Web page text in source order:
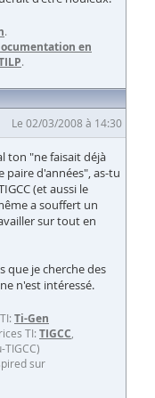
.
en
.
Le 02/03/2008 à 14:30
ton "ne faisait déjà
paire d'années", as-tu
(et aussi le
a souffert un
sur tout en
que je cherche des
n'est intéressé.
Ti-Gen
TI: TIGCC
TIGCC)
sur